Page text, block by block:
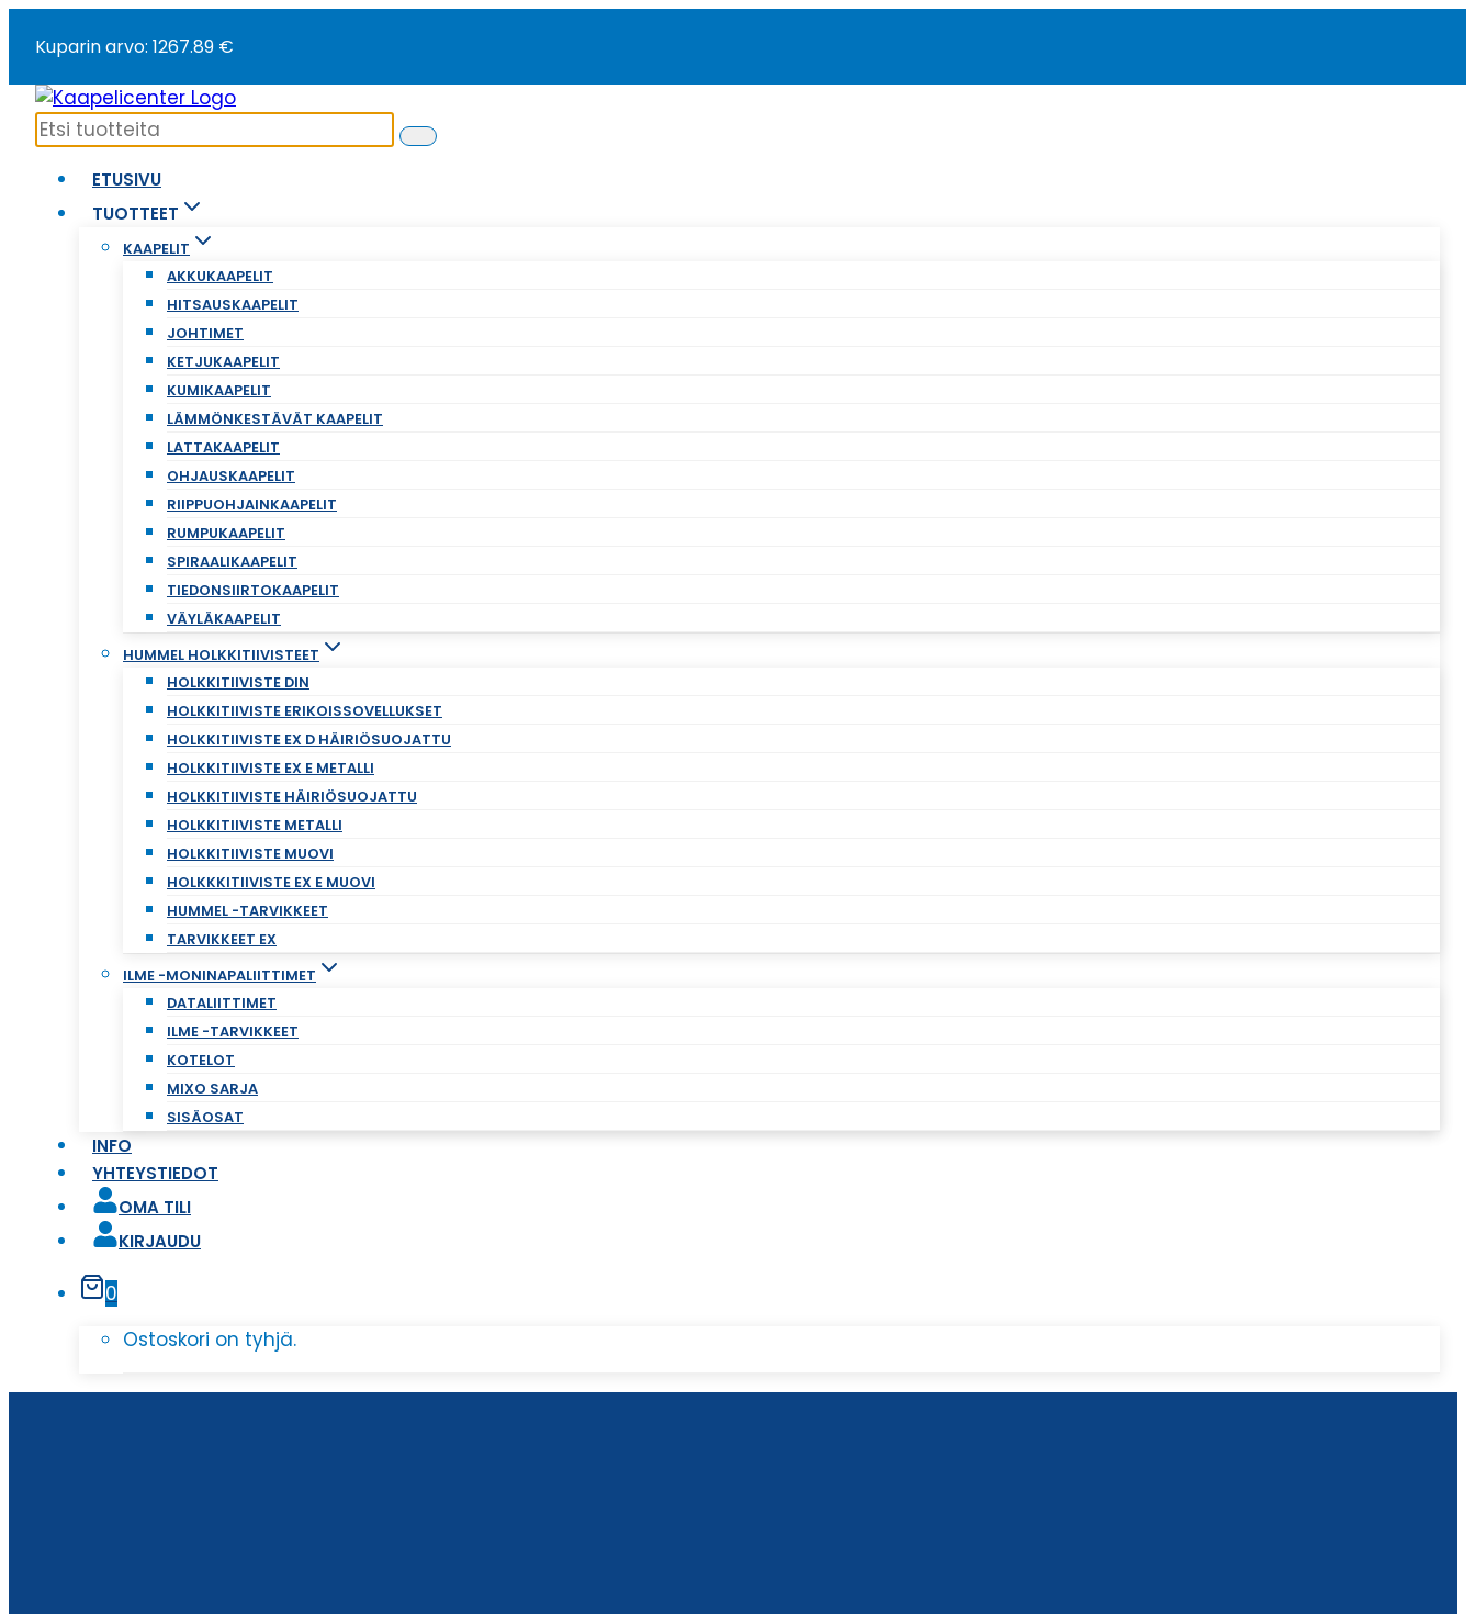
sisältöön
Kuparin arvo: 1267.89 €
ETUSIVU
TUOTTEET
KAAPELIT
AKKUKAAPELIT
HITSAUSKAAPELIT
JOHTIMET
KETJUKAAPELIT
KUMIKAAPELIT
LÄMMÖNKESTÄVÄT KAAPELIT
LATTAKAAPELIT
OHJAUSKAAPELIT
RIIPPUOHJAINKAAPELIT
RUMPUKAAPELIT
SPIRAALIKAAPELIT
TIEDONSIIRTOKAAPELIT
VÄYLÄKAAPELIT
HUMMEL HOLKKITIIVISTEET
HOLKKITIIVISTE DIN
HOLKKITIIVISTE ERIKOISSOVELLUKSET
HOLKKITIIVISTE EX D HÄIRIÖSUOJATTU
HOLKKITIIVISTE EX E METALLI
HOLKKITIIVISTE HÄIRIÖSUOJATTU
HOLKKITIIVISTE METALLI
HOLKKITIIVISTE MUOVI
HOLKKKITIIVISTE EX E MUOVI
HUMMEL -TARVIKKEET
TARVIKKEET EX
ILME -MONINAPALIITTIMET
DATALIITTIMET
ILME -TARVIKKEET
KOTELOT
MIXO SARJA
SISÄOSAT
INFO
YHTEYSTIEDOT
OMA TILI
KIRJAUDU
0
Ostoskori on tyhjä.